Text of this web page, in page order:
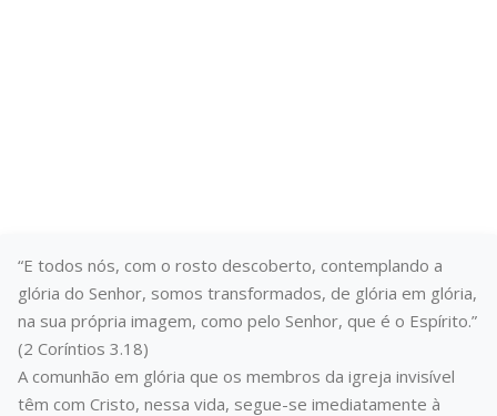
“E todos nós, com o rosto descoberto, contemplando a
glória do Senhor, somos transformados, de glória em glória,
na sua própria imagem, como pelo Senhor, que é o Espírito.”
(2 Coríntios 3.18)
A comunhão em glória que os membros da igreja invisível
têm com Cristo, nessa vida, segue-se imediatamente à